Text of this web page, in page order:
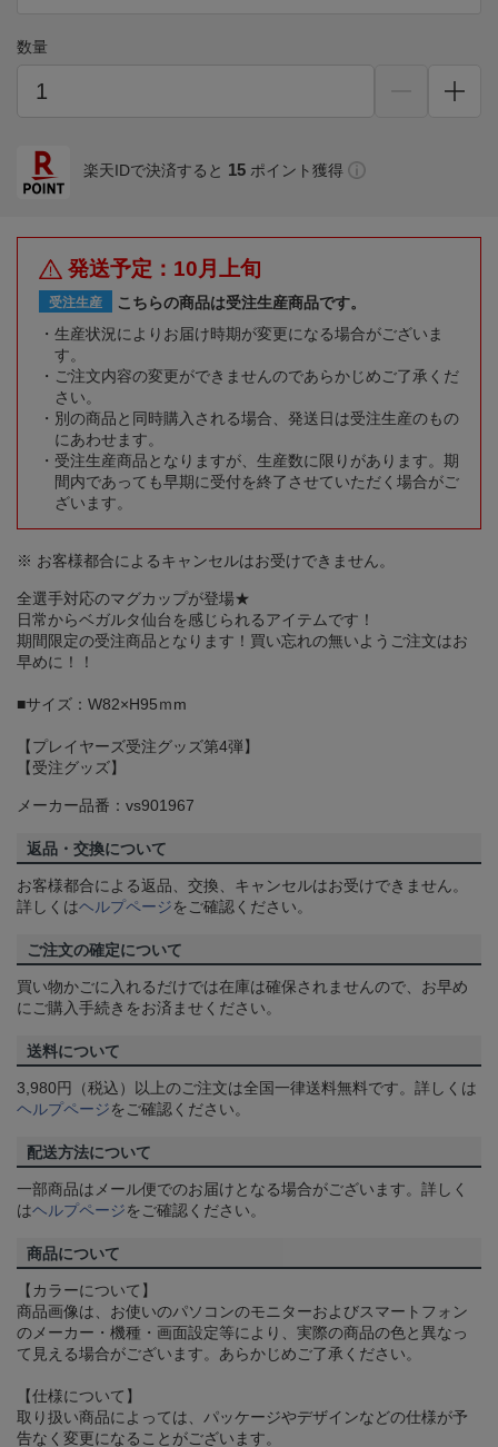
数量
楽天IDで決済すると 15 ポイント獲得
発送予定：10月上旬
受注生産
こちらの商品は受注生産商品です。
生産状況によりお届け時期が変更になる場合がございま
す。
ご注文内容の変更ができませんのであらかじめご了承くだ
さい。
別の商品と同時購入される場合、発送日は受注生産のもの
にあわせます。
受注生産商品となりますが、生産数に限りがあります。期
間内であっても早期に受付を終了させていただく場合がご
ざいます。
※ お客様都合によるキャンセルはお受けできません。
全選手対応のマグカップが登場★
日常からベガルタ仙台を感じられるアイテムです！
期間限定の受注商品となります！買い忘れの無いようご注文はお
早めに！！
■サイズ：W82×H95ｍm
【プレイヤーズ受注グッズ第4弾】
【受注グッズ】
メーカー品番：vs901967
返品・交換について
お客様都合による返品、交換、キャンセルはお受けできません。
詳しくはヘルプページをご確認ください。
ご注文の確定について
買い物かごに入れるだけでは在庫は確保されませんので、お早め
にご購入手続きをお済ませください。
送料について
3,980円（税込）以上のご注文は全国一律送料無料です。詳しくは
ヘルプページをご確認ください。
配送方法について
一部商品はメール便でのお届けとなる場合がございます。詳しく
はヘルプページをご確認ください。
商品について
【カラーについて】
商品画像は、お使いのパソコンのモニターおよびスマートフォン
のメーカー・機種・画面設定等により、実際の商品の色と異なっ
て見える場合がございます。あらかじめご了承ください。
【仕様について】
取り扱い商品によっては、パッケージやデザインなどの仕様が予
告なく変更になることがございます。